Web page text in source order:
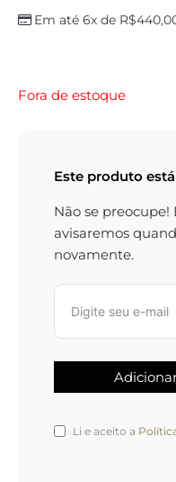
Em até 6x de R$
Fora de estoque
Este produto
Não se
avisaremos
novamente.
Li e aceito a